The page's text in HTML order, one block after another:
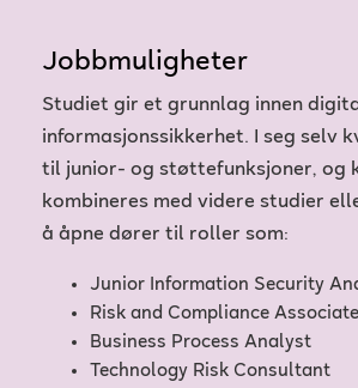
Jobbmuligheter
Studiet gir et grunnlag innen
informasjonssikkerhet. I seg selv
til junior- og støttefunksjoner, og
kombineres med videre studier
å åpne dører til roller som:
Junior Information Security
Risk and Compliance Associate
Business Process Analyst
Technology Risk Consultant